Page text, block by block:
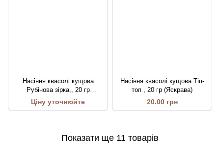
Насіння квасолі кущова
Рубінова зірка,, 20 гр
Ціну уточнюйте
Насіння квасолі кущова Тіп-
топ , 20 гр (Яскрава)
20.00 грн
Показати ще 11 товарів